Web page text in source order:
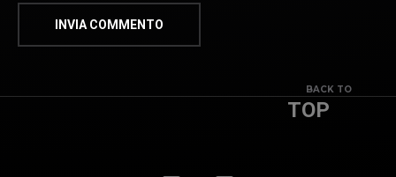
BACK TO
TOP